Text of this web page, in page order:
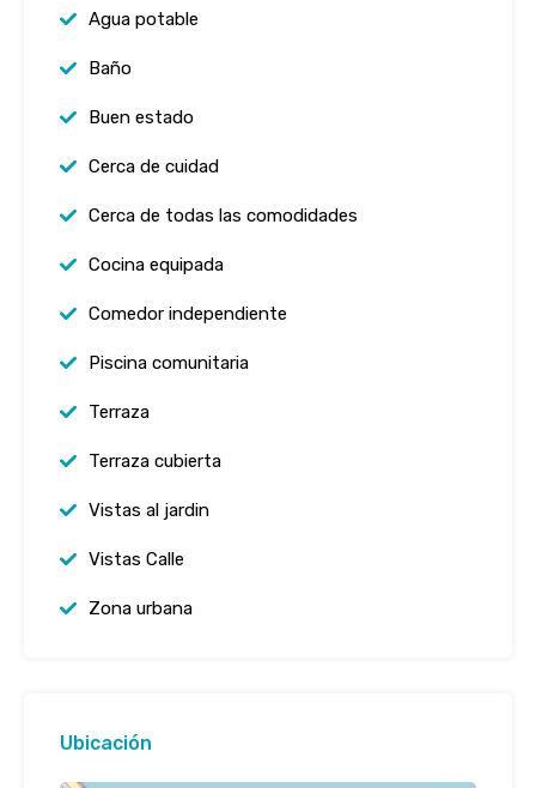
Agua potable
Baño
Buen estado
Cerca de cuidad
Cerca de todas las comodidades
Cocina equipada
Comedor independiente
Piscina comunitaria
Terraza
Terraza cubierta
Vistas al jardin
Vistas Calle
Zona urbana
Ubicación